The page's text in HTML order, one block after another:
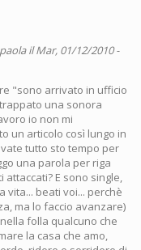
il Mar, 01/12/2010 -
"sono arrivato in ufficio
una sonora
io non mi
un articolo così lungo in
tutto sto tempo per
una parola per riga
E sono single,
vita... beati voi... perchè
ma lo faccio avanzare)
folla qualcuno che
la casa che amo,